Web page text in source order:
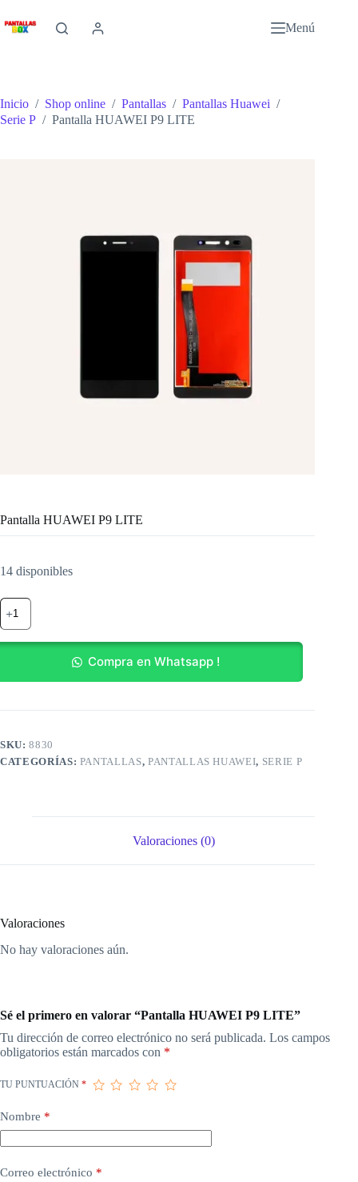
al
contenido
Menú
Inicio / Shop online / Pantallas / Pantallas Huawei /
Serie P / Pantalla HUAWEI P9 LITE
Pantalla HUAWEI P9 LITE
14 disponibles
Pantalla
HUAWEI
P9
LITE
Compra en Whatsapp !
SKU:8830
CATEGORÍAS: PANTALLAS, PANTALLAS HUAWEI, SERIE P
Valoraciones (0)
Valoraciones
No hay valoraciones aún.
Sé el primero en valorar “Pantalla HUAWEI P9 LITE”
Tu dirección de correo electrónico no será publicada. Los campos
obligatorios están marcados con *
TU PUNTUACIÓN *
Nombre *
Correo electrónico *